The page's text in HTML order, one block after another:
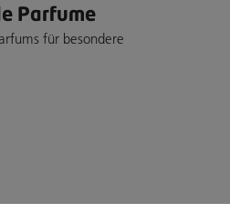
Parfume
für besondere